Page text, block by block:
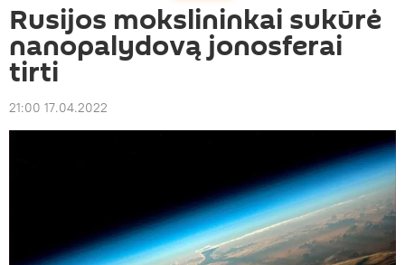
Rusijos mokslininkai sukūrė
nanopalydovą jonosferai
tirti
21:00 17.04.2022